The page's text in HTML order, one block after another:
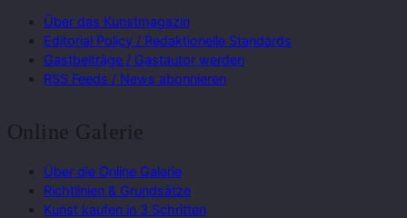
Über das Kunstmagazin
Editorial Policy / Redaktionelle Standards
Gastbeiträge / Gastautor werden
RSS Feeds / News abonnieren
Online Galerie
Über die Online Galerie
Richtlinien & Grundsätze
Kunst kaufen in 3 Schritten